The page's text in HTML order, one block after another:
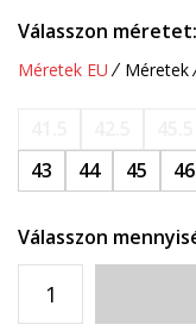
Válasszon méretet:
Méretek EU Méretek
43
44 45 46
Válasszon